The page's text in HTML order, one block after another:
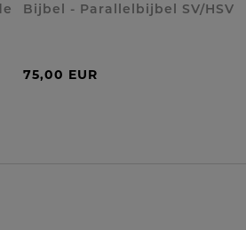
Bijbel - Parallelbijbel SV/HSV
75,00 EUR